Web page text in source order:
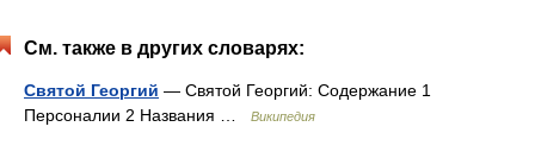
См. также в других словарях:
Святой Георгий — Святой Георгий: Содержание 1
Персоналии 2 Названия …
Википедия